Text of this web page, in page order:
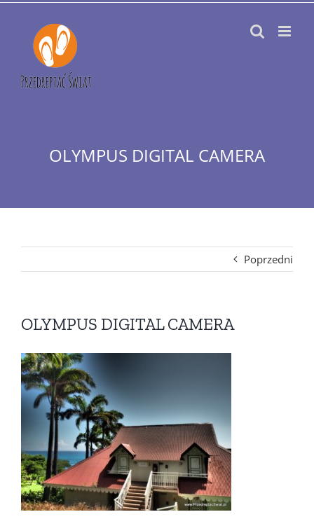
Przejdź
zawartości
OLYMPUS DIGITAL CAMERA
Poprzedni
OLYMPUS DIGITAL CAMERA